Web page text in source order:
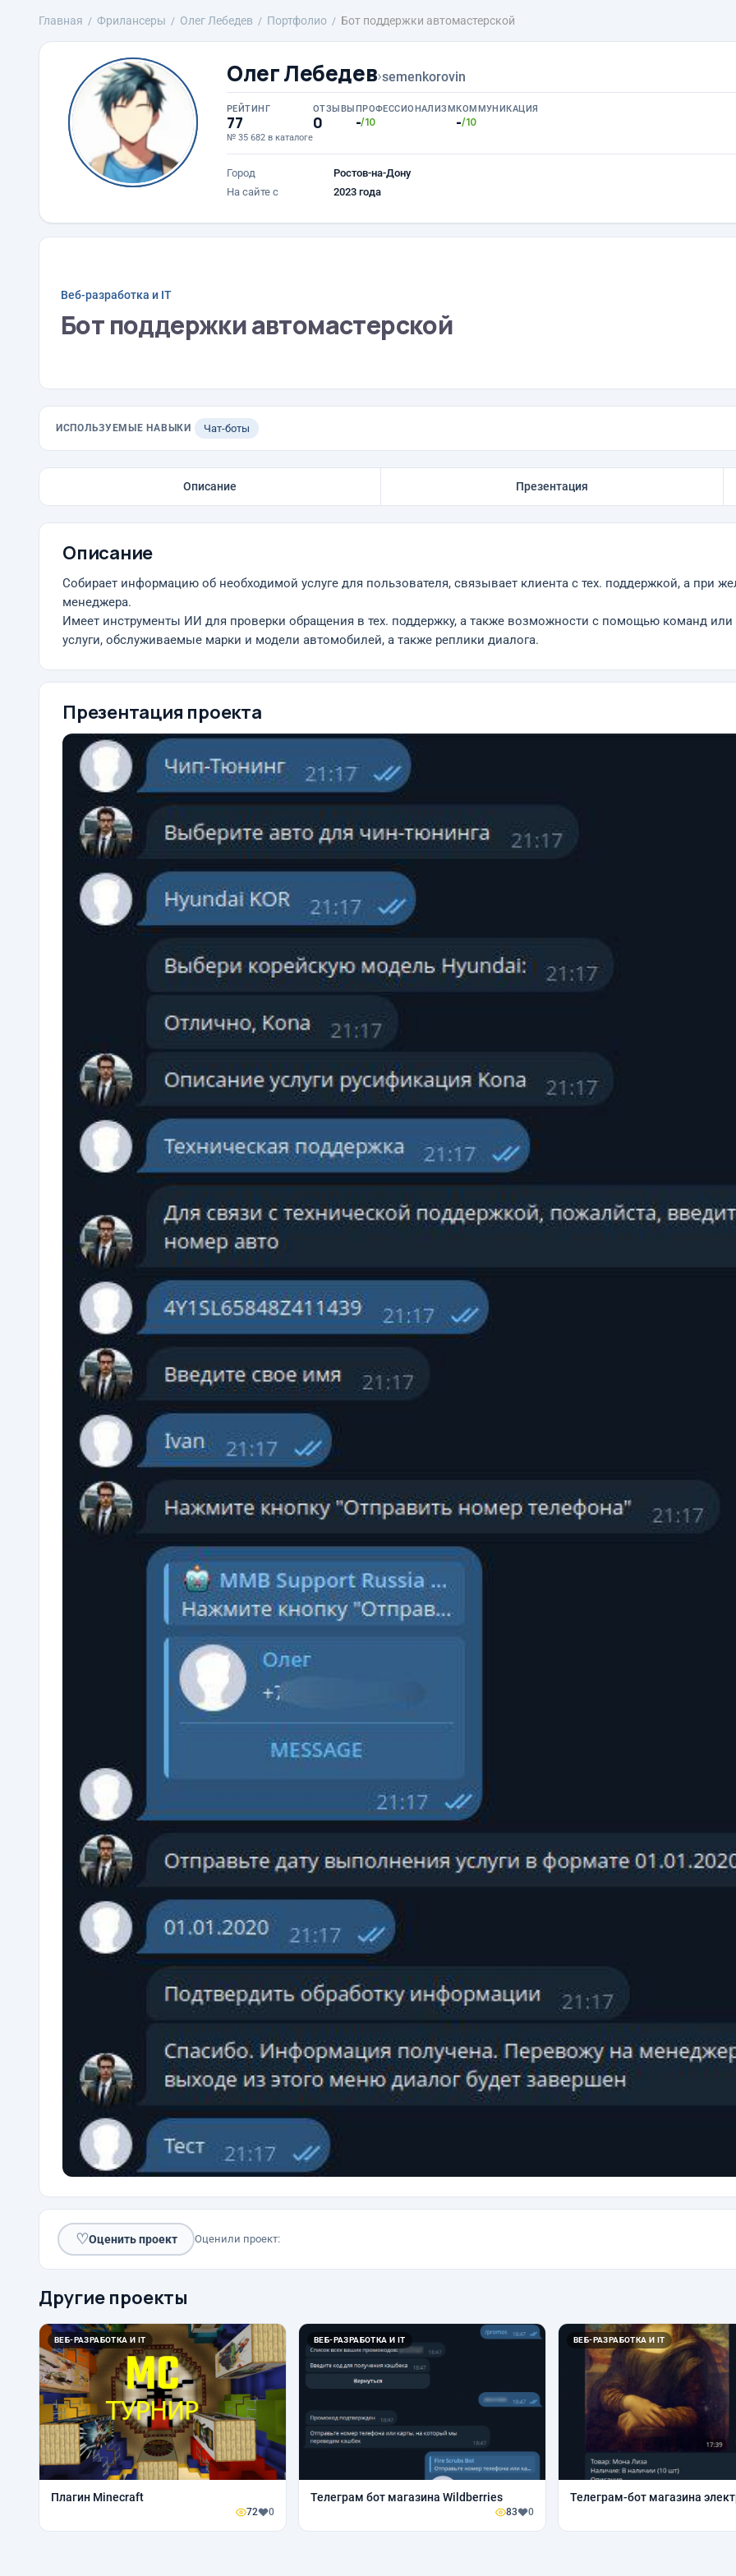
Главная Фрилансеры Олег Лебедев Портфолио Бот поддержки автомастерской
Олег Лебедев›semenkorovin
РЕЙТИНГ
77
№ 35 682 в каталоге
ОТЗЫВЫ
0
ПРОФЕССИОНАЛИЗМ
-/10
КОММУНИКАЦИЯ
-/10
Город
Ростов-на-Дону
На сайте с
2023 года
Веб-разработка и IT
Бот поддержки автомастерской
ИСПОЛЬЗУЕМЫЕ НАВЫКИ Чат-боты
Описание Презентация
Описание
Собирает информацию об необходимой услуге для пользователя, связывает клиента с тех. поддержкой, а при
менеджера.
Имеет инструменты ИИ для проверки обращения в тех. поддержку, а также возможности с помощью команд или
услуги, обслуживаемые марки и модели автомобилей, а также реплики диалога.
Презентация проекта
♡Оценить проект Оценили проект:
Другие проекты
ВЕБ-РАЗРАБОТКА И IT
Плагин Minecraft
72 0
ВЕБ-РАЗРАБОТКА И IT
Телеграм бот магазина Wildberries
83 0
ВЕБ-РАЗРАБОТКА И IT
Телеграм-бот магазина